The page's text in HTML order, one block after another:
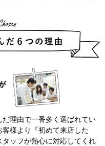
理由で一番多く選ばれてい
様より『初めて来店した
ッフが熱心に対応してくれ